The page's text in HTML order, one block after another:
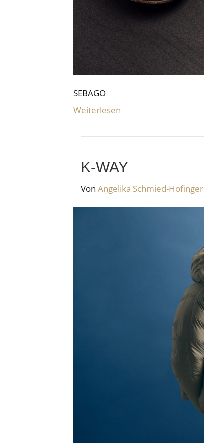
SEBAGO
Weiterlesen
K-WAY
Von Angelika Schmied-Hofinger